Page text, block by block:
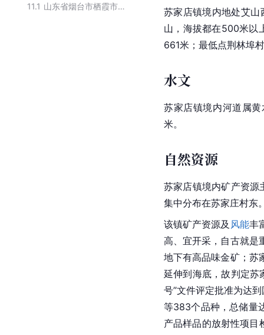
11.1
山东省烟台市栖霞市行政区划 苏家店镇境内地处艾山
山，海拔都在500米以
661米；最低点荆林埠
水文
苏家店镇境内河道属黄
米。
自然资源
苏家店镇境内矿产资源
集中分布在苏家庄村东
该镇矿产资源及 风能丰
高、宜开采，自古就是
地下有高品味金矿；苏
延伸到海底，故判定苏
号”文件评定批准为达
等383个品种，总储量
产品样品的放射性项目